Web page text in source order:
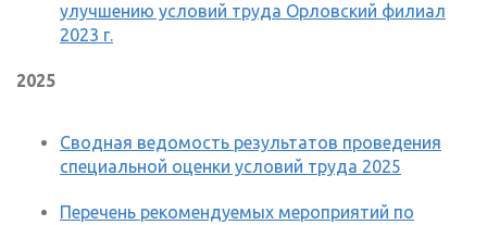
улучшению условий труда Орловский филиал
2023 г.
2025
Сводная ведомость результатов проведения
специальной оценки условий труда 2025
Перечень рекомендуемых мероприятий по